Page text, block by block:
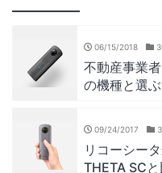
06/15/2018
不動産事業
の機種と選
09/24/2017
リコーシー
THETA SC